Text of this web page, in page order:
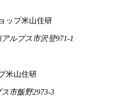
ップ米山住研
ルプス市沢登971-1
米山住研
市飯野2973-3